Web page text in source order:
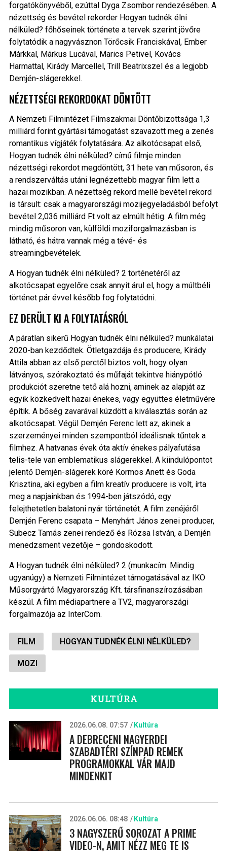
forgatókönyvéből, ezúttal Dyga Zsombor rendezésében. A
nézettség és bevétel rekorder Hogyan tudnék élni
nélküled? főhőseinek története a tervek szerint jövőre
folytatódik a nagyvásznon Törőcsik Franciskával, Ember
Márkkal, Márkus Lucával, Marics Petivel, Kovács
Harmattal, Kirády Marcellel, Trill Beatrixszel és a legjobb
Demjén-slágerekkel.
NÉZETTSÉGI REKORDOKAT DÖNTÖTT
A Nemzeti Filmintézet Filmszakmai Döntőbizottsága 1,3
milliárd forint gyártási támogatást szavazott meg a zenés
romantikus vígjáték folytatására. Az alkotócsapat első,
Hogyan tudnék élni nélküled? című filmje minden
nézettségi rekordot megdöntött, 31 hete van műsoron, és
a rendszerváltás utáni legnézettebb magyar film lett a
hazai mozikban. A nézettség rekord mellé bevétel rekord
is társult: csak a magyarországi mozijegyeladásból befolyt
bevétel 2,036 milliárd Ft volt az elmúlt hétig. A film még
mindig műsoron van, külföldi moziforgalmazásban is
látható, és hátra vannak még a tévé- és
streamingbevételek.
A Hogyan tudnék élni nélküled? 2 történetéről az
alkotócsapat egyelőre csak annyit árul el, hogy a múltbéli
történet pár évvel később fog folytatódni.
EZ DERÜLT KI A FOLYTATÁSRÓL
A páratlan sikerű Hogyan tudnék élni nélküled? munkálatai
2020-ban kezdődtek. Ötletgazdája és producere, Kirády
Attila abban az első perctől biztos volt, hogy olyan
látványos, szórakoztató és műfaját tekintve hiánypótló
produkciót szeretne tető alá hozni, aminek az alapját az
egyik közkedvelt hazai énekes, vagy együttes életművére
építik. A bőség zavarával küzdött a kiválasztás során az
alkotócsapat. Végül Demjén Ferenc lett az, akinek a
szerzeményei minden szempontból ideálisnak tűntek a
filmhez. A hatvanas évek óta aktív énekes pályafutása
telis-tele van emblematikus slágerekkel. A kiindulópontot
jelentő Demjén-slágerek köré Kormos Anett és Goda
Krisztina, aki egyben a film kreatív producere is volt, írta
meg a napjainkban és 1994-ben játszódó, egy
felejthetetlen balatoni nyár történetét. A film zenéjéről
Demjén Ferenc csapata – Menyhárt János zenei producer,
Subecz Tamás zenei rendező és Rózsa István, a Demjén
menedzsment vezetője – gondoskodott.
A Hogyan tudnék élni nélküled? 2 (munkacím: Mindig
ugyanúgy) a Nemzeti Filmintézet támogatásával az IKO
Műsorgyártó Magyarország Kft. társfinanszírozásában
készül. A film médiapartnere a TV2, magyarországi
forgalmazója az InterCom.
FILM HOGYAN TUDNÉK ÉLNI NÉLKÜLED?
MOZI
KULTÚRA
2026.06.08. 07:57 Kultúra
A DEBRECENI NAGYERDEI
SZABADTÉRI SZÍNPAD REMEK
PROGRAMOKKAL VÁR MAJD
MINDENKIT
2026.06.06. 08:48 Kultúra
3 NAGYSZERŰ SOROZAT A PRIME
VIDEO-N, AMIT NÉZZ MEG TE IS